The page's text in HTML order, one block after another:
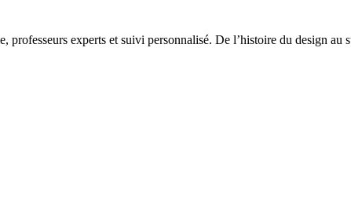
experts et suivi personnalisé. De l’histoire du design au